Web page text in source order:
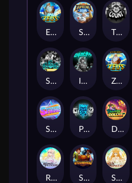
Epic Ze Zeus Supreme Zeus THE COUNT
SixSixSix Invictus Ze Zeus
Superstar Sevens PRAY FOR SIX Danny Dollar
RAINBOW PRINCESS STEAMRUNNERS SUN PRINCESS